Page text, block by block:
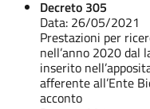
Decreto 305
Data: 26/05/2021
Prestazioni per
nell’anno 2020 dal
inserito
afferente all’Ente
acconto